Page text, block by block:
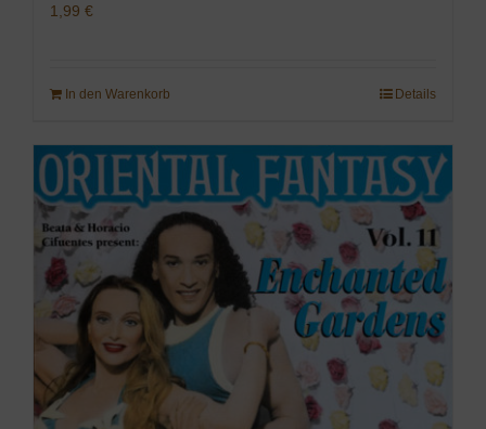
1,99 €
In den Warenkorb Details